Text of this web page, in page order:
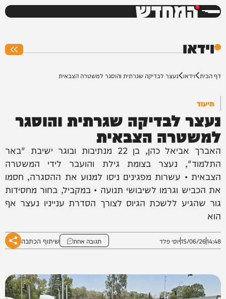
המחדש
וידאו
דף הבית וידאו נעצר לבדיקה שגרתית והוסגר למשטרה הצבאית
תיעוד
נעצר לבדיקה שגרתית והוסגר
למשטרה הצבאית
האברך אביאל כהן, בן 22 מנתיבות ובוגר ישיבת "באר
התלמוד", נעצר בצומת גילת והועבר לידי המשטרה
הצבאית • עשרות מפגינים ניסו למנוע את ההסגרה, חסמו
את הכביש וגרמו לשיבושי תנועה • במקביל, בחור מחסידות
גור שהגיע ללשכת הגיוס לצורך הסדרת ענייניו נעצר אף
הוא
14:48
15/06/26יוסי פלד תגובה אחת שיתוף הכתבה